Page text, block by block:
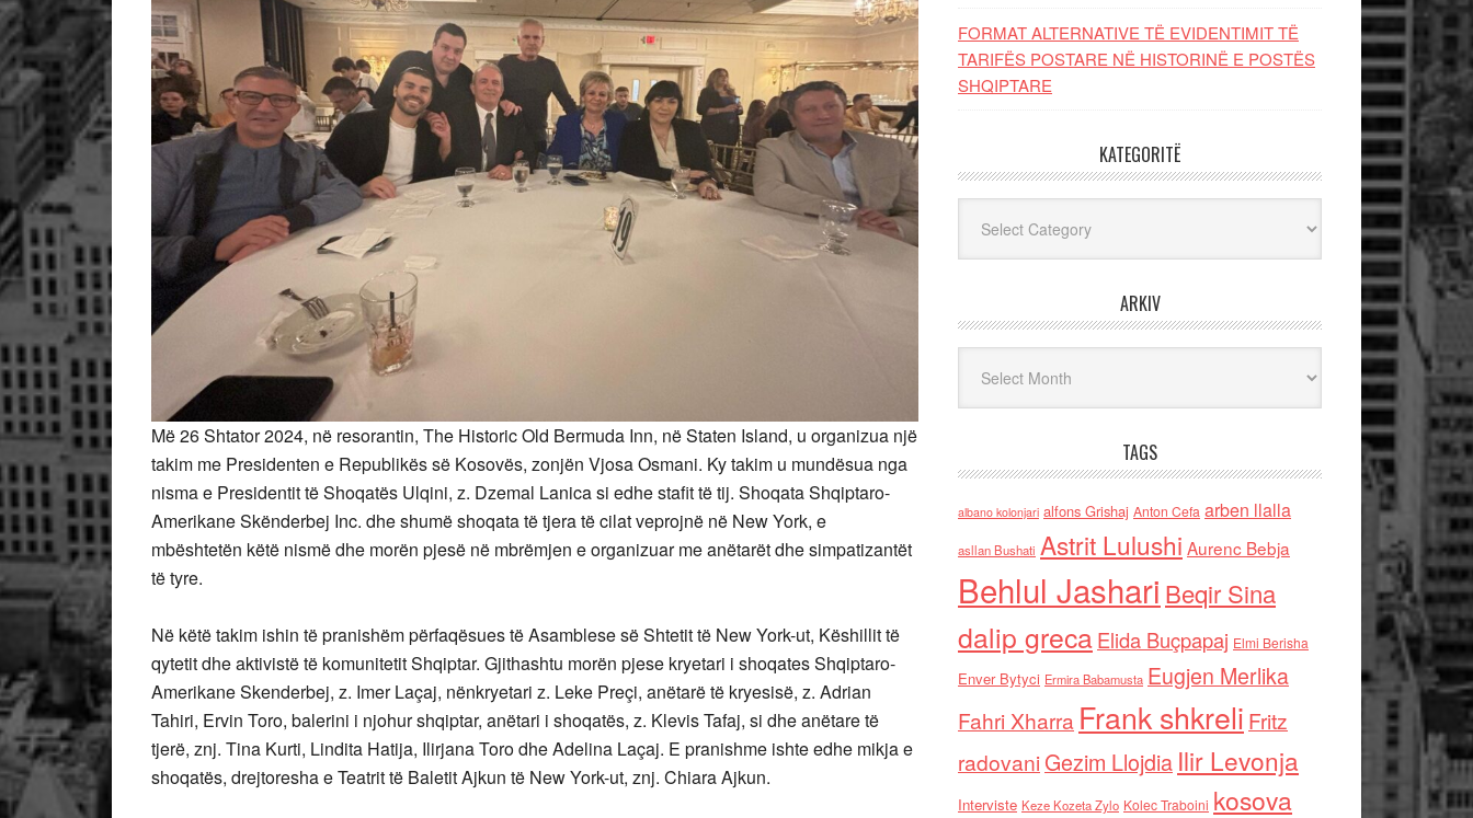
Më 26 Shtator 2024, në resorantin, The Historic Old Bermuda Inn, në Staten Island, u organizua një
takim me Presidenten e Republikës së Kosovës, zonjën Vjosa Osmani. Ky takim u mundësua nga
nisma e Presidentit të Shoqatës Ulqini, z. Dzemal Lanica si edhe stafit të tij. Shoqata Shqiptaro-
Amerikane Skënderbej Inc. dhe shumë shoqata të tjera të cilat veprojnë në New York, e
mbështetën këtë nismë dhe morën pjesë në mbrëmjen e organizuar me anëtarët dhe simpatizantët
të tyre.
Në këtë takim ishin të pranishëm përfaqësues të Asamblese së Shtetit të New York-ut, Këshillit të
qytetit dhe aktivistë të komunitetit Shqiptar. Gjithashtu morën pjese kryetari i shoqates Shqiptaro-
Amerikane Skenderbej, z. Imer Laçaj, nënkryetari z. Leke Preçi, anëtarë të kryesisë, z. Adrian
Tahiri, Ervin Toro, balerini i njohur shqiptar, anëtari i shoqatës, z. Klevis Tafaj, si dhe anëtare të
tjerë, znj. Tina Kurti, Lindita Hatija, Ilirjana Toro dhe Adelina Laçaj. E pranishme ishte edhe mikja e
shoqatës, drejtoresha e Teatrit të Baletit Ajkun të New York-ut, znj. Chiara Ajkun.
FORMAT ALTERNATIVE TË EVIDENTIMIT TË
TARIFËS POSTARE NË HISTORINË E POSTËS
SHQIPTARE
KATEGORITË
ARKIV
TAGS
albano kolonjari alfons Grishaj Anton Cefa arben llalla
asllan Bushati Astrit Lulushi Aurenc Bebja
Behlul Jashari Beqir Sina
dalip grecaElida Buçpapaj Elmi Berisha
Enver Bytyci Ermira Babamusta Eugjen Merlika
Fahri Xharra Frank shkreli Fritz
radovaniGezim Llojdia Ilir Levonja
Interviste Keze Kozeta Zylo Kolec Traboini kosova